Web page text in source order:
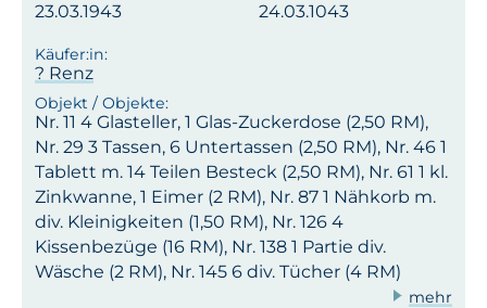
23.03.1943 24.03.1043
? Renz
Nr. 11 4 Glasteller, 1 Glas-Zuckerdose (2,50 RM),
Nr. 29 3 Tassen, 6 Untertassen (2,50 RM), Nr. 46 1
Tablett m. 14 Teilen Besteck (2,50 RM), Nr. 61 1 kl.
Zinkwanne, 1 Eimer (2 RM), Nr. 87 1 Nähkorb m.
div. Kleinigkeiten (1,50 RM), Nr. 126 4
Kissenbezüge (16 RM), Nr. 138 1 Partie div.
Wäsche (2 RM), Nr. 145 6 div. Tücher (4 RM)
mehr